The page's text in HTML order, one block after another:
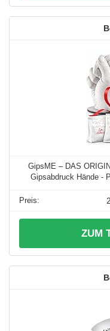
GipsME – DAS
Gipsabdruck Hände -
ZUM